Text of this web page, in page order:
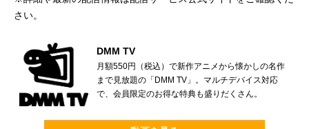
さい。
DMM TV
月額550円（税込）で新作アニメから懐かしの名作
まで見放題の「DMM TV」。マルチデバイス対応
で、会員限定のお得な特典も盛りだくさん。